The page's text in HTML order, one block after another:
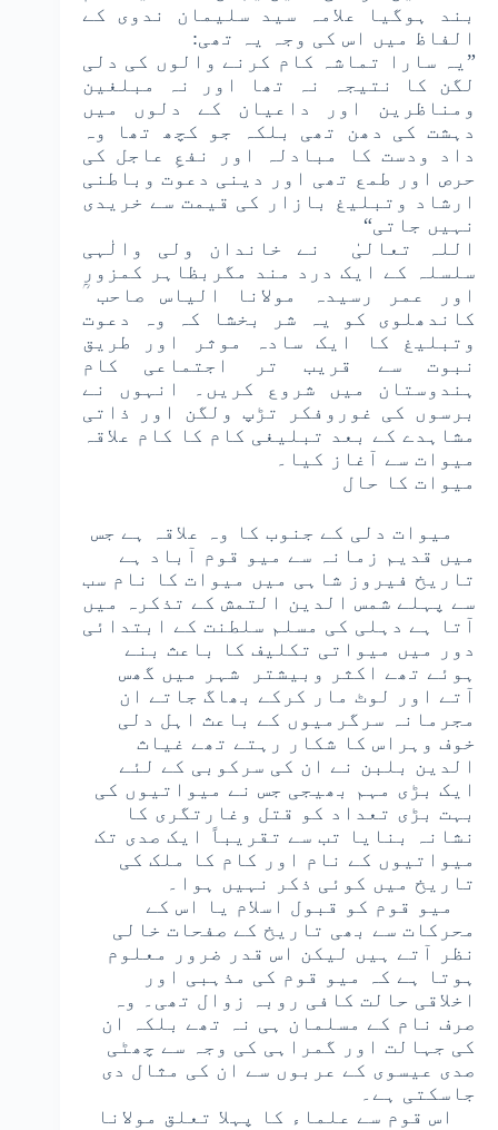
بند ہوگیا علامہ سید سلیمان ندوی کے
الفاظ میں اس کی وجہ یہ تھی:
”یہ سارا تماشہ کام کرنے والوں کی دلی
لگن کا نتیجہ نہ تھا اور نہ مبلغین
ومناظرین اور داعیان کے دلوں میں
دہشت کی دھن تھی بلکہ جو کچھ تھا وہ
داد ودست کا مبادلہ اور نفعِ عاجل کی
حرص اور طمع تھی اور دینی دعوت وباطنی
ارشاد وتبلیغ بازار کی قیمت سے خریدی
نہیں جاتی“
اللہ تعالیٰ نے خاندان ولی والٰہی
سلسلہ کے ایک درد مند مگربظاہر کمزور
اور عمر رسیدہ مولانا الیاس صاحب ؒ
کاندھلوی کو یہ شر بخشا کہ وہ دعوت
وتبلیغ کا ایک سادہ موثر اور طریق
نبوت سے قریب تر اجتماعی کام
ہندوستان میں شروع کریں۔ انہوں نے
برسوں کی غوروفکر تڑپ ولگن اور ذاتی
مشاہدے کے بعد تبلیغی کام کا کام علاقہ
میوات سے آغاز کیا۔
میوات کا حال
میوات دلی کے جنوب کا وہ علاقہ ہے جس
میں قدیم زمانہ سے میو قوم آباد ہے
تاریخ فیروز شاہی میں میوات کا نام سب
سے پہلے شمس الدین التمش کے تذکرہ میں
آتا ہے دہلی کی مسلم سلطنت کے ابتدائی
دور میں میواتی تکلیف کا باعث بنے
ہوئے تھے اکثر وبیشتر شہر میں گھس
آتے اور لوٹ مار کرکے بھاگ جاتے ان
مجرمانہ سرگرمیوں کے باعث اہل دلی
خوف وہراس کا شکار رہتے تھے غیاث
الدین بلبن نے ان کی سرکوبی کے لئے
ایک بڑی مہم بھیجی جس نے میواتیوں کی
بہت بڑی تعداد کو قتل وغارتگری کا
نشانہ بنایا تب سے تقریباً ایک صدی تک
میواتیوں کے نام اور کام کا ملک کی
تاریخ میں کوئی ذکر نہیں ہوا۔
میو قوم کو قبول اسلام یا اس کے
محرکات سے بھی تاریخ کے صفحات خالی
نظر آتے ہیں لیکن اس قدر ضرور معلوم
ہوتا ہے کہ میو قوم کی مذہبی اور
اخلاقی حالت کافی روبہ زوال تھی۔ وہ
صرف نام کے مسلمان ہی نہ تھے بلکہ ان
کی جہالت اور گمراہی کی وجہ سے چھٹی
صدی عیسوی کے عربوں سے ان کی مثال دی
جاسکتی ہے۔
اس قوم سے علماء کا پہلا تعلق مولانا